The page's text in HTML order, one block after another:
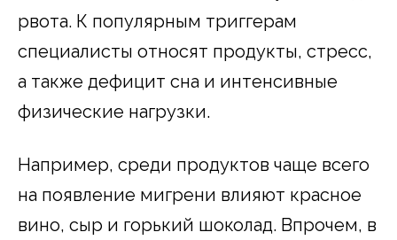
рвота. К популярным триггерам
специалисты относят продукты, стресс,
а также дефицит сна и интенсивные
физические нагрузки.
Например, среди продуктов чаще всего
на появление мигрени влияют красное
вино, сыр и горький шоколад. Впрочем, в